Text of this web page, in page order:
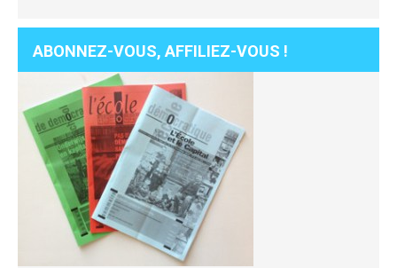
ABONNEZ-VOUS, AFFILIEZ-VOUS !